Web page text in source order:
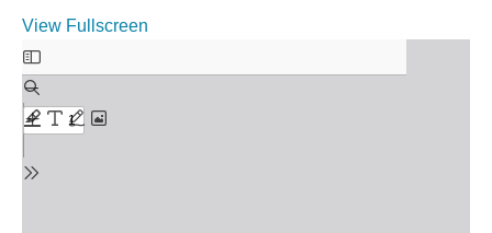
View Fullscreen